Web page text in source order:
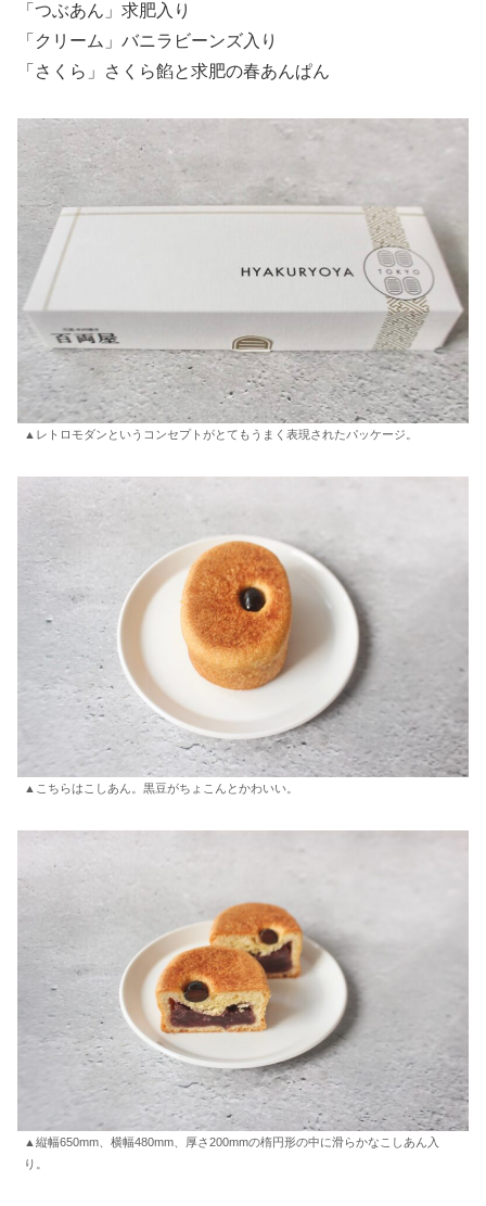
「つぶあん」求肥入り
「クリーム」バニラビーンズ入り
「さくら」さくら餡と求肥の春あんぱん
▲レトロモダンというコンセプトがとてもうまく表現されたパッケージ。
▲こちらはこしあん。黒豆がちょこんとかわいい。
▲縦幅650mm、横幅480mm、厚さ200mmの楕円形の中に滑らかなこしあん入
り。